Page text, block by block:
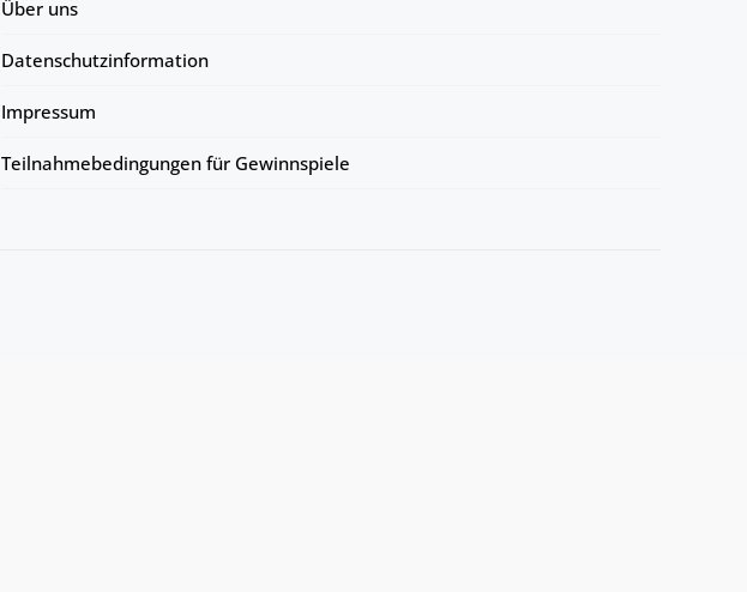
Über uns
Datenschutzinformation
Impressum
Teilnahmebedingungen für Gewinnspiele